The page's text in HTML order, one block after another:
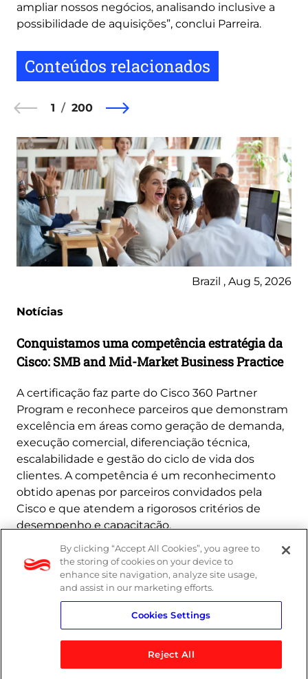
ampliar nossos negócios, analisando inclusive a
possibilidade de aquisições”, conclui Parreira.
Conteúdos relacionados
1 200
Brazil , Aug 5, 2026
Notícias
Conquistamos uma competência estratégia da
Cisco: SMB and Mid-Market Business Practice
A certificação faz parte do Cisco 360 Partner
Program e reconhece parceiros que demonstram
excelência em áreas como geração de demanda,
execução comercial, diferenciação técnica,
escalabilidade e gestão do ciclo de vida dos
clientes. A competência é um reconhecimento
obtido apenas por parceiros convidados pela
Cisco e que atendem a rigorosos critérios de
desempenho e capacitação.
Saiba mais
By clicking “Accept All Cookies”, you agree to
the storing of cookies on your device to
enhance site navigation, analyze site usage,
and assist in our marketing efforts.
Cookies Settings
Reject All